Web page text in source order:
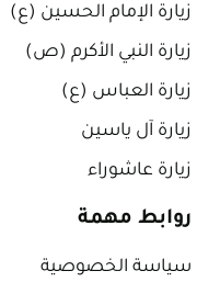
زيارة الإمام الحسين (ع)
زيارة النبي الأكرم (ص)
زيارة العباس (ع)
زيارة آل ياسين
زيارة عاشوراء
روابط مهمة
سياسة الخصوصية